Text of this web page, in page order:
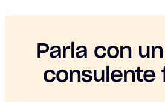
Parla con
consulente